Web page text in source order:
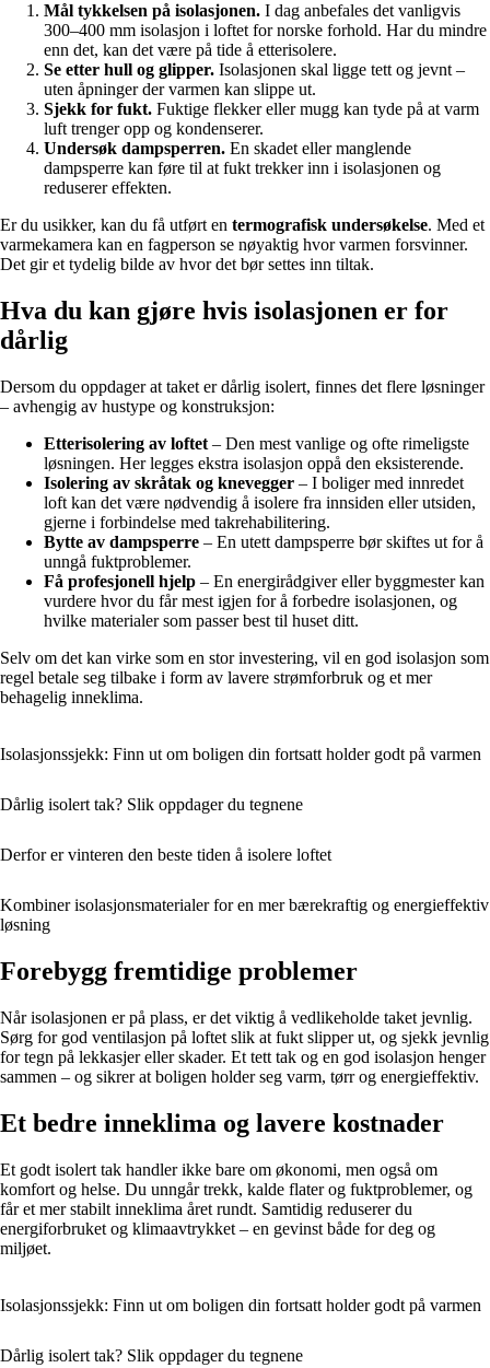
Mål tykkelsen på isolasjonen. I dag anbefales det vanligvis
300–400 mm isolasjon i loftet for norske forhold. Har du mindre
enn det, kan det være på tide å etterisolere.
Se etter hull og glipper. Isolasjonen skal ligge tett og jevnt –
uten åpninger der varmen kan slippe ut.
Sjekk for fukt. Fuktige flekker eller mugg kan tyde på at varm
luft trenger opp og kondenserer.
Undersøk dampsperren. En skadet eller manglende
dampsperre kan føre til at fukt trekker inn i isolasjonen og
reduserer effekten.
Er du usikker, kan du få utført en termografisk undersøkelse. Med et
varmekamera kan en fagperson se nøyaktig hvor varmen forsvinner.
Det gir et tydelig bilde av hvor det bør settes inn tiltak.
Hva du kan gjøre hvis isolasjonen er for
dårlig
Dersom du oppdager at taket er dårlig isolert, finnes det flere løsninger
– avhengig av hustype og konstruksjon:
Etterisolering av loftet – Den mest vanlige og ofte rimeligste
løsningen. Her legges ekstra isolasjon oppå den eksisterende.
Isolering av skråtak og knevegger – I boliger med innredet
loft kan det være nødvendig å isolere fra innsiden eller utsiden,
gjerne i forbindelse med takrehabilitering.
Bytte av dampsperre – En utett dampsperre bør skiftes ut for å
unngå fuktproblemer.
Få profesjonell hjelp – En energirådgiver eller byggmester kan
vurdere hvor du får mest igjen for å forbedre isolasjonen, og
hvilke materialer som passer best til huset ditt.
Selv om det kan virke som en stor investering, vil en god isolasjon som
regel betale seg tilbake i form av lavere strømforbruk og et mer
behagelig inneklima.
Isolasjonssjekk: Finn ut om boligen din fortsatt holder godt på varmen
Dårlig isolert tak? Slik oppdager du tegnene
Derfor er vinteren den beste tiden å isolere loftet
Kombiner isolasjonsmaterialer for en mer bærekraftig og energieffektiv
løsning
Forebygg fremtidige problemer
Når isolasjonen er på plass, er det viktig å vedlikeholde taket jevnlig.
Sørg for god ventilasjon på loftet slik at fukt slipper ut, og sjekk jevnlig
for tegn på lekkasjer eller skader. Et tett tak og en god isolasjon henger
sammen – og sikrer at boligen holder seg varm, tørr og energieffektiv.
Et bedre inneklima og lavere kostnader
Et godt isolert tak handler ikke bare om økonomi, men også om
komfort og helse. Du unngår trekk, kalde flater og fuktproblemer, og
får et mer stabilt inneklima året rundt. Samtidig reduserer du
energiforbruket og klimaavtrykket – en gevinst både for deg og
miljøet.
Isolasjonssjekk: Finn ut om boligen din fortsatt holder godt på varmen
Dårlig isolert tak? Slik oppdager du tegnene